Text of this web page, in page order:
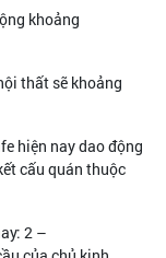
khoảng
thất sẽ khoảng
hiện nay dao động
cấu quán thuộc
2 –